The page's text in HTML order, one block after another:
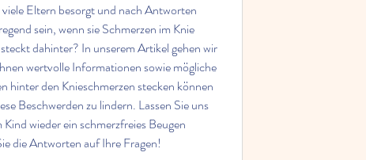
Eltern besorgt und nach Antworten
sein, wenn sie Schmerzen im Knie
dahinter? In unserem Artikel gehen wir
wertvolle Informationen sowie mögliche
hinter den Knieschmerzen stecken können
Beschwerden zu lindern. Lassen Sie uns
wieder ein schmerzfreies Beugen
die Antworten auf Ihre Fragen!